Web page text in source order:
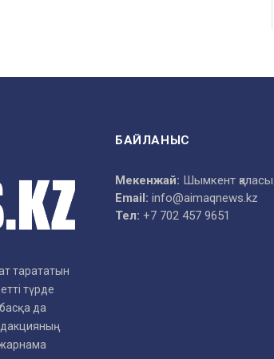
тарататын
түрде
да
БАЙЛАНЫС
Мекенжай: Шымкент
Email: info@aimaqnews.kz
Тел: +7 702 457 9651